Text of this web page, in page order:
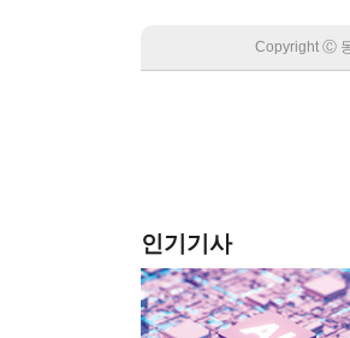
Copyright Ⓒ
인기기사